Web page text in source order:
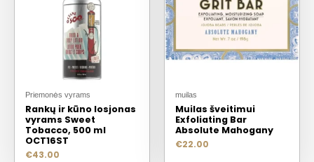
Priemonės vyrams
Rankų ir kūno losjonas
vyrams Sweet
Tobacco, 500 ml
OCT16ST
€43.00
muilas
Muilas šveitimui
Exfoliating Bar
Absolute Mahogany
€22.00